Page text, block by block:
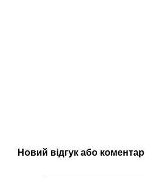
Новий відгук або коментар